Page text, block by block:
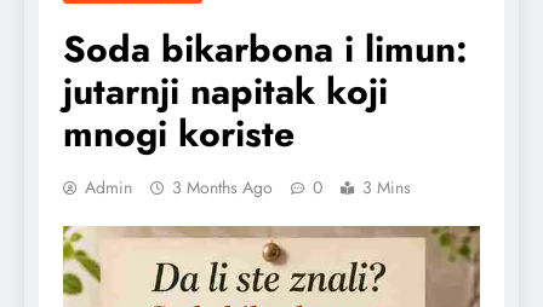
Soda bikarbona i limun:
jutarnji napitak koji
mnogi koriste
Admin 3 Months Ago 0 3 Mins